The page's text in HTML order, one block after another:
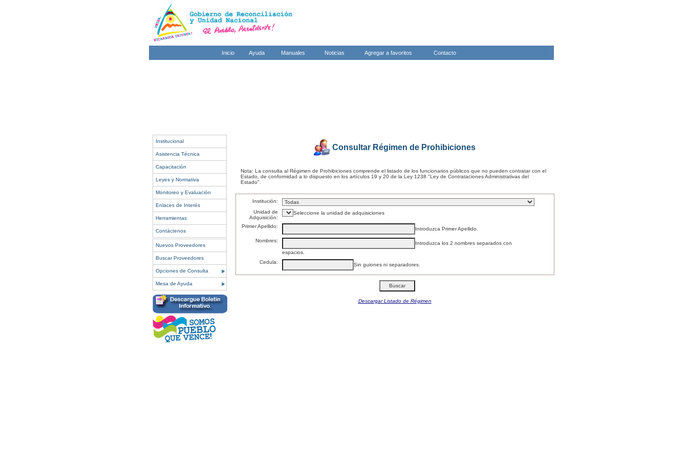
Inicio Ayuda Manuales Noticias Agregar a favoritos Contacto
Institucional
Asistencia Técnica
Capacitación
Leyes y Normativa
Monitoreo y Evaluación
Enlaces de Interés
Herramientas
Contáctenos
Nuevos Proveedores
Buscar Proveedores
Opciones de Consulta
Mesa de Ayuda
Consultar Régimen de Prohibiciones
Nota: La consulta al Régimen de Prohibiciones comprende el listado de los funcionarios públicos que no pueden contratar con el
Estado, de conformidad a lo dispuesto en los artículos 19 y 20 de la Ley 1238 "Ley de Contrataciones Administrativas del
Estado".
Institución:
Unidad de
Adquisición:
Seleccione la unidad de adquisiciones
Primer Apellido: Introduzca Primer Apellido.
Nombres:
Introduzca los 2 nombres separados con
espacios.
Cedula:
Sin guiones ni separadores.
Descargar Listado de Régimen